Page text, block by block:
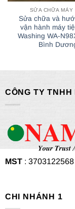
SỬA CHỮA MÁY
Sửa chữa và
vận hành máy
Washing WA-
Bình
CÔNG TY TNHH
MST: 3703122568
CHI NHÁNH 1